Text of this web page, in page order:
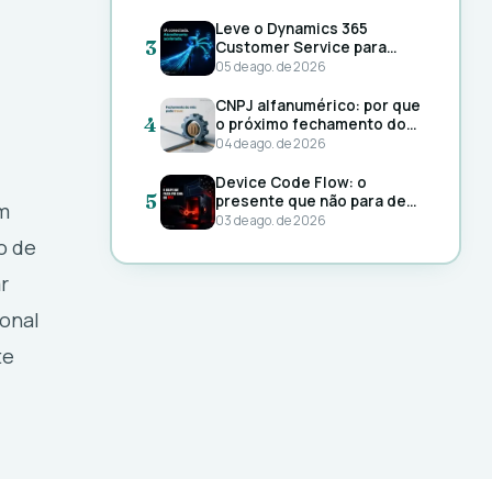
de
3
Leve o Dynamics 365
Customer Service para
clientes de IA compatíveis
Service MCP Server agora
está em disponibilidade
geral
05 de ago. de 2026
4
CNPJ alfanumérico: por que
o próximo fechamento do
mês pode travar
04 de ago. de 2026
5
Device Code Flow: o
presente que não para de
dar, para os atacantes
03 de ago. de 2026